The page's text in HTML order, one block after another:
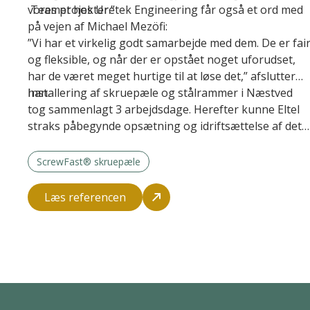
vores projekter.”
Teamet hos Uretek Engineering får også et ord med
på vejen af Michael Mezöfi:
”Vi har et virkelig godt samarbejde med dem. De er fair
og fleksible, og når der er opstået noget uforudset,
har de været meget hurtige til at løse det,” afslutter
han.
Installering af skruepæle og stålrammer i Næstved
tog sammenlagt 3 arbejdsdage. Herefter kunne Eltel
straks påbegynde opsætning og idriftsættelse af det
ScrewFast® skruepæle
Læs referencen